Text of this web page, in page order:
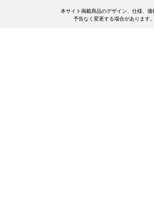
本サイト掲載商品のデザイン、仕様、価
予告なく変更する場合があります。